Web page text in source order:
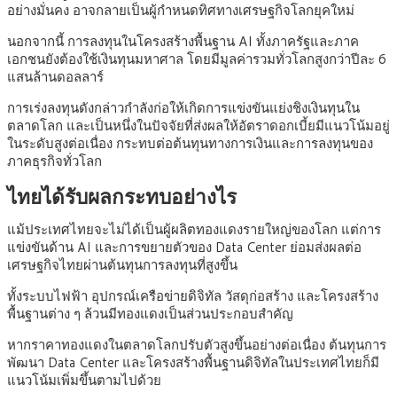
อย่างมั่นคง อาจกลายเป็นผู้กำหนดทิศทางเศรษฐกิจโลกยุคใหม่
นอกจากนี้ การลงทุนในโครงสร้างพื้นฐาน AI ทั้งภาครัฐและภาค
เอกชนยังต้องใช้เงินทุนมหาศาล โดยมีมูลค่ารวมทั่วโลกสูงกว่าปีละ 6
แสนล้านดอลลาร์
การเร่งลงทุนดังกล่าวกำลังก่อให้เกิดการแข่งขันแย่งชิงเงินทุนใน
ตลาดโลก และเป็นหนึ่งในปัจจัยที่ส่งผลให้อัตราดอกเบี้ยมีแนวโน้มอยู่
ในระดับสูงต่อเนื่อง กระทบต่อต้นทุนทางการเงินและการลงทุนของ
ภาคธุรกิจทั่วโลก
ไทยได้รับผลกระทบอย่างไร
แม้ประเทศไทยจะไม่ได้เป็นผู้ผลิตทองแดงรายใหญ่ของโลก แต่การ
แข่งขันด้าน AI และการขยายตัวของ Data Center ย่อมส่งผลต่อ
เศรษฐกิจไทยผ่านต้นทุนการลงทุนที่สูงขึ้น
ทั้งระบบไฟฟ้า อุปกรณ์เครือข่ายดิจิทัล วัสดุก่อสร้าง และโครงสร้าง
พื้นฐานต่าง ๆ ล้วนมีทองแดงเป็นส่วนประกอบสำคัญ
หากราคาทองแดงในตลาดโลกปรับตัวสูงขึ้นอย่างต่อเนื่อง ต้นทุนการ
พัฒนา Data Center และโครงสร้างพื้นฐานดิจิทัลในประเทศไทยก็มี
แนวโน้มเพิ่มขึ้นตามไปด้วย